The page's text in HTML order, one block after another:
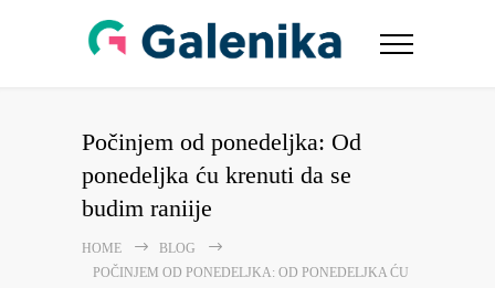
Počinjem od ponedeljka: Od
ponedeljka ću krenuti da se
budim raniije
HOME
BLOG
POČINJEM OD PONEDELJKA: OD PONEDELJKA ĆU